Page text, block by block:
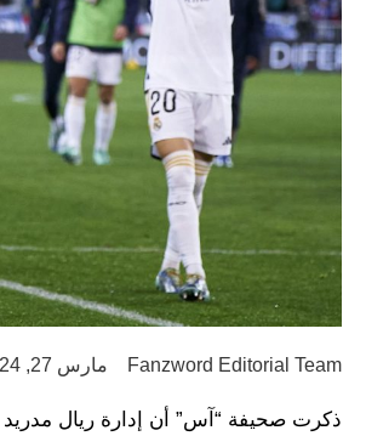
Fanzword Editorial Team مارس 27, 2024
ذكرت صحيفة “آس” أن إدارة ريال مدريد